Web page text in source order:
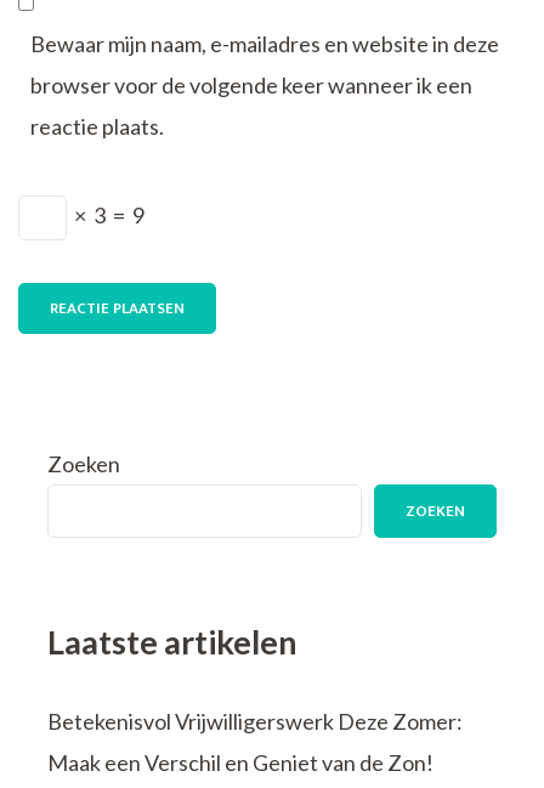
Bewaar mijn naam, e-mailadres en website in deze
browser voor de volgende keer wanneer ik een
reactie plaats.
× 3 = 9
Zoeken
ZOEKEN
Laatste artikelen
Betekenisvol Vrijwilligerswerk Deze Zomer:
Maak een Verschil en Geniet van de Zon!